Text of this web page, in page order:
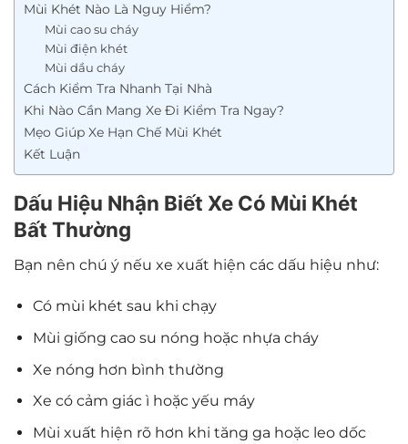
Mùi Khét Nào Là Nguy Hiểm?
Mùi cao su cháy
Mùi điện khét
Mùi dầu cháy
Cách Kiểm Tra Nhanh Tại Nhà
Khi Nào Cần Mang Xe Đi Kiểm Tra Ngay?
Mẹo Giúp Xe Hạn Chế Mùi Khét
Kết Luận
Dấu Hiệu Nhận Biết Xe Có Mùi Khét
Bất Thường
Bạn nên chú ý nếu xe xuất hiện các dấu hiệu như:
Có mùi khét sau khi chạy
Mùi giống cao su nóng hoặc nhựa cháy
Xe nóng hơn bình thường
Xe có cảm giác ì hoặc yếu máy
Mùi xuất hiện rõ hơn khi tăng ga hoặc leo dốc